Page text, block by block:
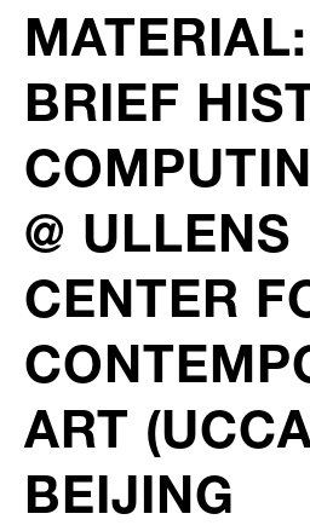
BRIEF
@ ULLENS
CENTER
ART
BEIJING